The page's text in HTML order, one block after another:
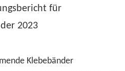
für
2023
Klebebänder